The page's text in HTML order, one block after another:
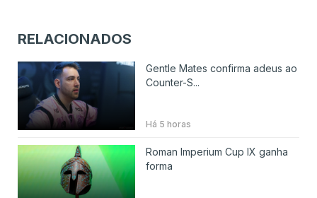
RELACIONADOS
Gentle Mates confirma adeus ao
Counter-S...
Há 5 horas
Roman Imperium Cup IX ganha
forma